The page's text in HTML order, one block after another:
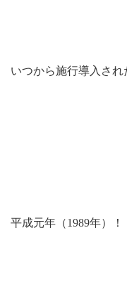
いつから施行導入さ
平成元年（1989年）！